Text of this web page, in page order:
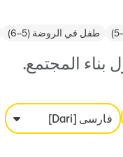
طفل في الروضة (5–6)
المجتمع.
فارسی [Dari]